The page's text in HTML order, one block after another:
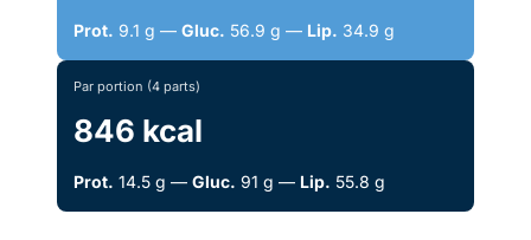
Prot. 9.1 g — Gluc. 56.9 g — Lip. 34.9 g
Par portion (4 parts)
846 kcal
Prot. 14.5 g — Gluc. 91 g — Lip. 55.8 g